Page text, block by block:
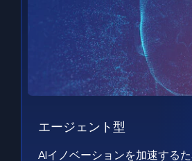
エージェント型
AIイノベーションを加速する